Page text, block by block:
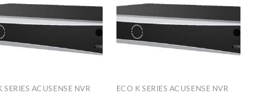
SERIES ACUSENSE NVR ECO K SERIES ACUSENSE NVR